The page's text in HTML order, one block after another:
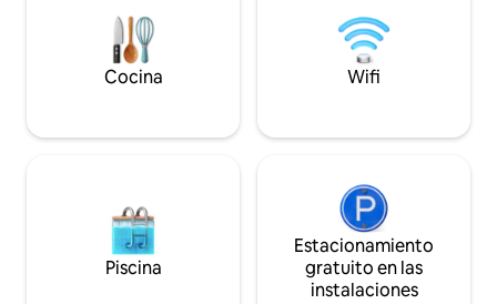
una vez que termina la temporada de
Bungalo te permitirá reconectar con la
naturaleza. Alimento para el alma.
(ducha sin
No es ideal para
se requiere una
Cocina Wifi
Piscina
Estacionamiento
gratuito en las
instalaciones